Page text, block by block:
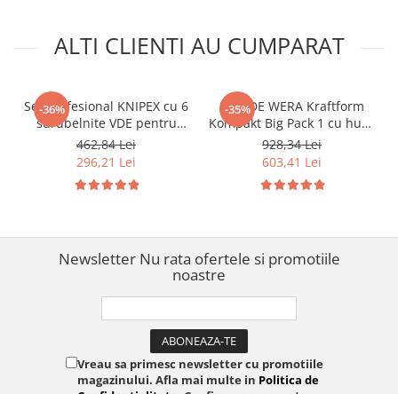
ALTI CLIENTI AU CUMPARAT
-36%
Set profesional KNIPEX cu 6
surubelnite VDE pentru
electricieni, Dreapta,
Phillips si Pozidriv Slim,
Germania 00 20 12 V04
462,84 Lei
296,21 Lei
-35%
Set VDE WERA Kraftform
Kompakt Big Pack 1 cu husă
transport 26 piese pentru
electricieni, instalații
profesională 05006617001
928,34 Lei
603,41 Lei
Newsletter Nu rata ofertele si promotiile
noastre
Vreau sa primesc newsletter cu promotiile
magazinului. Afla mai multe in Politica de